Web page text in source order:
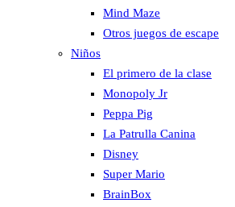
Mind Maze
Otros juegos de escape
Niños
El primero de la clase
Monopoly Jr
Peppa Pig
La Patrulla Canina
Disney
Super Mario
BrainBox